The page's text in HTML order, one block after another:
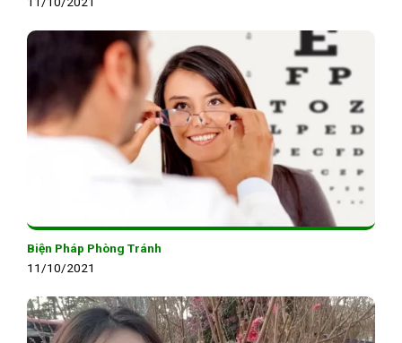
Biện Pháp Phòng Tránh
11/10/2021